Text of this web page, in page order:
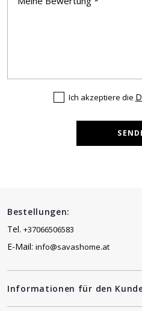
Ich akzeptiere die
Bestellungen:
Tel. +37066506583
E-Mail: info@savashome.at
Informationen für den